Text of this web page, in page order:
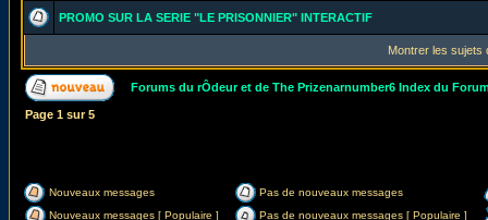
PROMO SUR LA SERIE "LE PRISONNIER" INTERACTIF
Montrer les sujets
Forums du rÔdeur et de The Prizenarnumber6 Index du
Page 1 sur5
Nouveaux messages
Pas de nouveaux messages
Nouveaux messages [ Populaire ]
Pas de nouveaux messages [ Populaire ]